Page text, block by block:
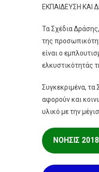
ΕΚΠΑΙΔΕΥΣΗ ΚΑΙ
Τα Σχέδια
της
είναι ο
ελκυστικότητάς
Συγκεκριμένα, τα
αφορούν και
υλικό με την
ΝΟΗΣΙΣ